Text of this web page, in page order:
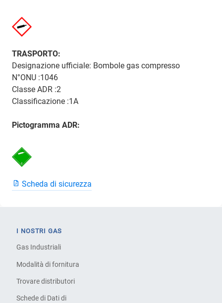
TRASPORTO:
Designazione ufficiale: Bombole gas compresso
N°ONU :1046
Classe ADR :2
Classificazione :1A
Pictogramma ADR:
Scheda di sicurezza
I NOSTRI GAS
Gas Industriali
Modalità di fornitura
Trovare distributori
Schede di Dati di